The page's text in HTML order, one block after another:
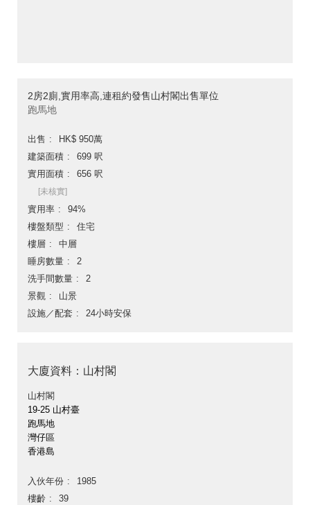
2房2廁,實用率高,連租約發售山村閣出售單位
跑馬地
出售
HK$ 950萬
建築面積
699 呎
實用面積
656 呎
[未核實]
實用率
94%
樓盤類型
住宅
樓層
中層
睡房數量
2
洗手間數量
2
景觀
山景
設施／配套
24小時安保
大廈資料：山村閣
山村閣
19-25 山村臺
跑馬地
灣仔區
香港島
入伙年份
1985
樓齡
39